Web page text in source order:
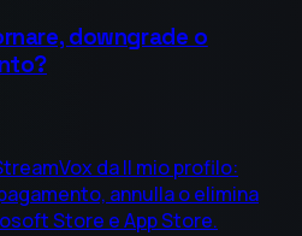
downgrade o
da Il mio profilo:
annulla o elimina
Store e App Store.